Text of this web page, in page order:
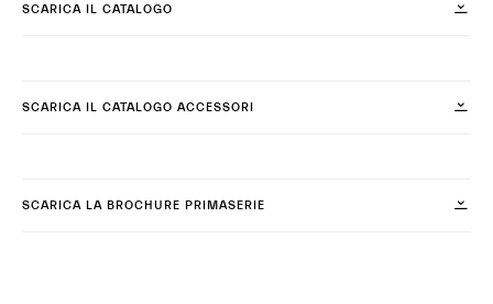
SCARICA IL CATALOGO
SCARICA IL CATALOGO ACCESSORI
SCARICA LA BROCHURE PRIMASERIE